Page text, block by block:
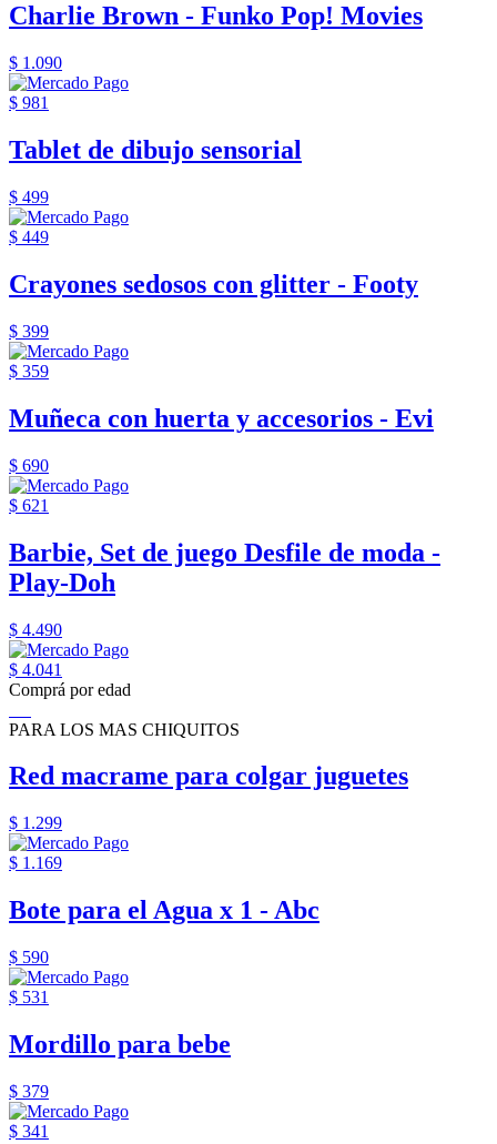
Charlie Brown - Funko Pop! Movies
$ 1.090
$ 981
Tablet de dibujo sensorial
$ 499
$ 449
Crayones sedosos con glitter - Footy
$ 399
$ 359
Muñeca con huerta y accesorios - Evi
$ 690
$ 621
Barbie, Set de juego Desfile de moda -
Play-Doh
$ 4.490
$ 4.041
Comprá por edad
PARA LOS MAS CHIQUITOS
Red macrame para colgar juguetes
$ 1.299
$ 1.169
Bote para el Agua x 1 - Abc
$ 590
$ 531
Mordillo para bebe
$ 379
$ 341